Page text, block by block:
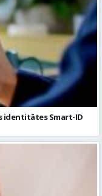
identitātes Smart-ID